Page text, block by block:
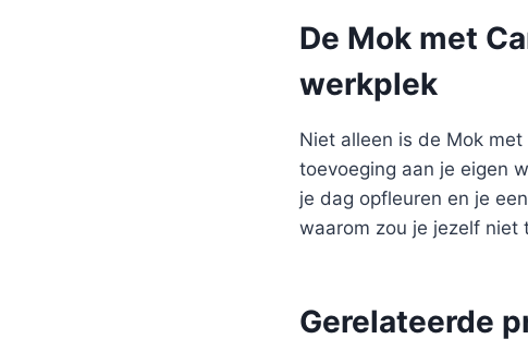
De Mok met
werkplek
Niet alleen is de Mok
toevoeging aan je eigen
je dag opfleuren en je
waarom zou je jezelf niet
Gerelateerde